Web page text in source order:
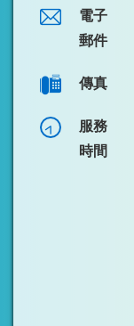
聯絡我們
電子
郵件
傳真
服務
時間